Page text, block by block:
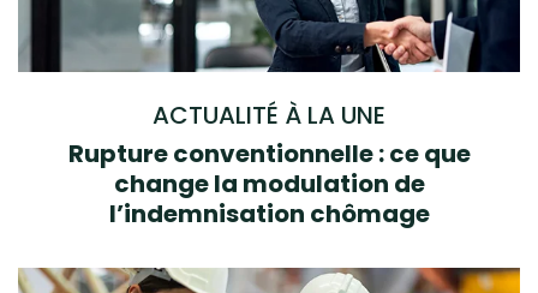
ACTUALITÉ À LA UNE
Rupture conventionnelle : ce que
change la modulation de
l’indemnisation chômage